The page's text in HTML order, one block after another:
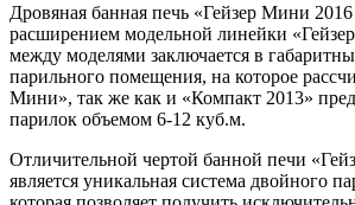
Дровяная банная печь «Гейзер Мини 2016
расширением модельной линейки
между моделями заключается в
парильного помещения, на которое
Мини», так же как и «Компакт 2013»
парилок объемом 6-12 куб.м.
Отличительной чертой банной печи
является уникальная система двойного